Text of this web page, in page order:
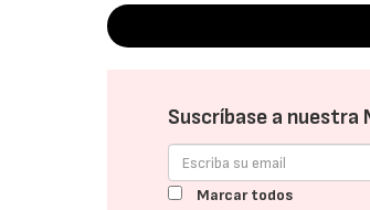
Suscríbase a
Marcar todos